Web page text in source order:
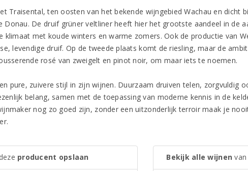
Traisental, ten oosten van het bekende wijngebied Wachau en dicht
Donau. De druif grüner veltliner heeft hier het grootste aandeel in de
klimaat met koude winters en warme zomers. Ook de productie van
levendige druif. Op de tweede plaats komt de riesling, maar de
rosé van zweigelt en pinot noir, om maar iets te noemen.
pure, zuivere stijl in zijn wijnen. Duurzaam druiven telen, zorgvuldig
belang, samen met de toepassing van moderne kennis in de
nog zo goed zijn, zonder een uitzonderlijk terroir maak je
producent opslaan Bekijk alle wijnen